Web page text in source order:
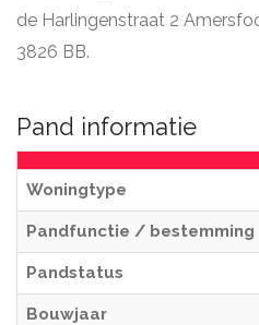
de Harlingenstraat 2
3826 BB.
Pand informatie
Woningtype
Pandfunctie / bestemming
Pandstatus
Bouwjaar